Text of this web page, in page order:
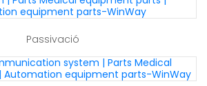
Passivació